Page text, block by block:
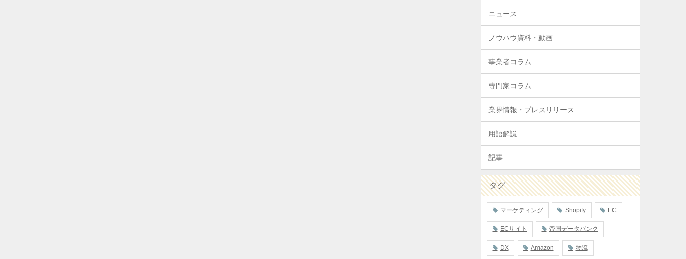
ニュース
ノウハウ資料・動画
事業者コラム
専門家コラム
業界情報・プレスリリース
用語解説
記事
タグ
マーケティング Shopify EC
ECサイト 帝国データバンク
DX Amazon 物流